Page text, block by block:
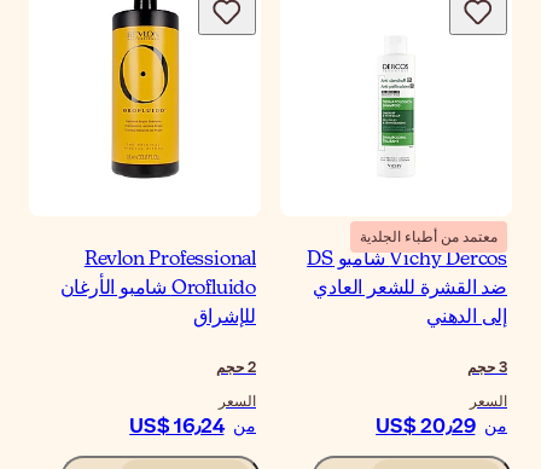
معتمد من أطباء الجلدية
Vichy Dercos شامبو DS
ضد القشرة للشعر العادي
إلى الدهني
3حجم
السعر
من US$ 20٫29
Revlon Professional
Orofluido شامبو الأرغان
للإشراق
2حجم
السعر
من US$ 16٫24